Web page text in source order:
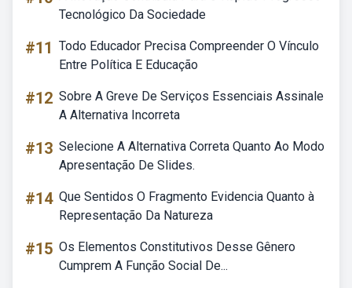
Tecnológico Da Sociedade
#11 Todo Educador Precisa Compreender O Vínculo
Entre Política E Educação
#12 Sobre A Greve De Serviços Essenciais Assinale
A Alternativa Incorreta
#13 Selecione A Alternativa Correta Quanto Ao Modo
Apresentação De Slides.
#14 Que Sentidos O Fragmento Evidencia Quanto à
Representação Da Natureza
#15 Os Elementos Constitutivos Desse Gênero
Cumprem A Função Social De...